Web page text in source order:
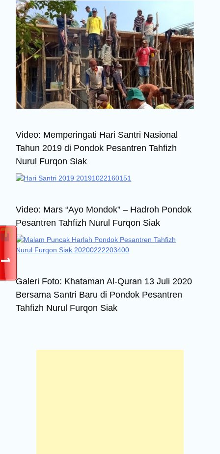
Video: Memperingati Hari Santri Nasional
Tahun 2019 di Pondok Pesantren Tahfizh
Nurul Furqon Siak
Video: Mars “Ayo Mondok” – Hadroh Pondok
Pesantren Tahfizh Nurul Furqon Siak
Galeri Foto: Khataman Al-Quran 13 Juli 2020
Bersama Santri Baru di Pondok Pesantren
Tahfizh Nurul Furqon Siak